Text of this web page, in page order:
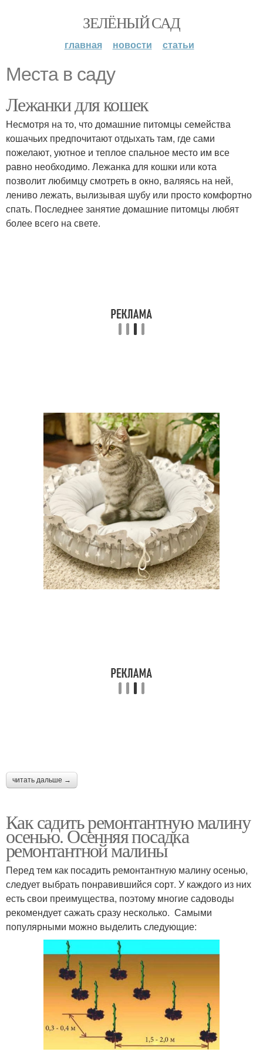
ЗЕЛЁНЫЙ САД
главная новости статьи
Места в саду
Лежанки для кошек
Несмотря на то, что домашние питомцы семейства
кошачьих предпочитают отдыхать там, где сами
пожелают, уютное и теплое спальное место им все
равно необходимо. Лежанка для кошки или кота
позволит любимцу смотреть в окно, валяясь на ней,
лениво лежать, вылизывая шубу или просто комфортно
спать. Последнее занятие домашние питомцы любят
более всего на свете.
читать дальше →
Как садить ремонтантную малину
осенью. Осенняя посадка
ремонтантной малины
Перед тем как посадить ремонтантную малину осенью,
следует выбрать понравившийся сорт. У каждого из них
есть свои преимущества, поэтому многие садоводы
рекомендует сажать сразу несколько. Самыми
популярными можно выделить следующие: